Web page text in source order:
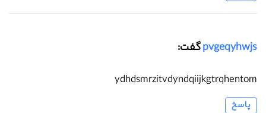
pvgeqyhwjsگفت:
ydhdsmrzitvdyndqiijkgtrqhentom
پاسخ